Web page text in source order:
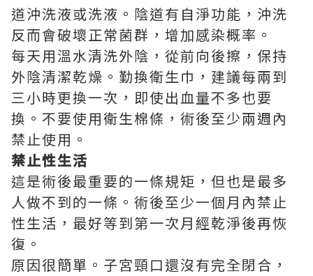
道沖洗液或洗液。陰道有自淨功能，沖洗
反而會破壞正常菌群，增加感染概率。
每天用溫水清洗外陰，從前向後擦，保持
外陰清潔乾燥。勤換衛生巾，建議每兩到
三小時更換一次，即使出血量不多也要
換。不要使用衛生棉條，術後至少兩週內
禁止使用。
禁止性生活
這是術後最重要的一條規矩，但也是最多
人做不到的一條。術後至少一個月內禁止
性生活，最好等到第一次月經乾淨後再恢
復。
原因很簡單。子宮頸口還沒有完全閉合，